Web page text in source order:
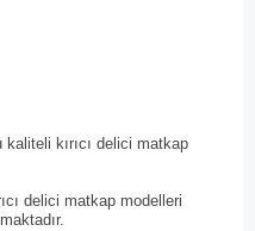
kırıcı delici matkap
delici matkap modelleri